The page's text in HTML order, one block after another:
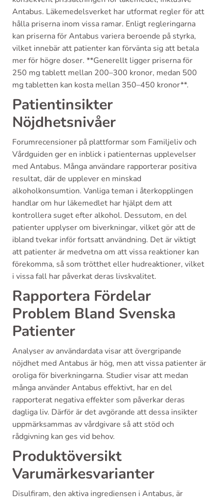
Antabus. Läkemedelsverket har utformat regler för att
hålla priserna inom vissa ramar. Enligt regleringarna
kan priserna för Antabus variera beroende på styrka,
vilket innebär att patienter kan förvänta sig att betala
mer för högre doser. **Generellt ligger priserna för
250 mg tablett mellan 200–300 kronor, medan 500
mg tabletten kan kosta mellan 350–450 kronor**.
Patientinsikter
Nöjdhetsnivåer
Forumrecensioner på plattformar som Familjeliv och
Vårdguiden ger en inblick i patienternas upplevelser
med Antabus. Många användare rapporterar positiva
resultat, där de upplever en minskad
alkoholkonsumtion. Vanliga teman i återkopplingen
handlar om hur läkemedlet har hjälpt dem att
kontrollera suget efter alkohol. Dessutom, en del
patienter upplyser om biverkningar, vilket gör att de
ibland tvekar inför fortsatt användning. Det är viktigt
att patienter är medvetna om att vissa reaktioner kan
förekomma, så som trötthet eller hudreaktioner, vilket
i vissa fall har påverkat deras livskvalitet.
Rapportera Fördelar
Problem Bland Svenska
Patienter
Analyser av användardata visar att övergripande
nöjdhet med Antabus är hög, men att vissa patienter är
oroliga för biverkningarna. Studier visar att medan
många använder Antabus effektivt, har en del
rapporterat negativa effekter som påverkar deras
dagliga liv. Därför är det avgörande att dessa insikter
uppmärksammas av vårdgivare så att stöd och
rådgivning kan ges vid behov.
Produktöversikt
Varumärkesvarianter
Disulfiram, den aktiva ingrediensen i Antabus, är